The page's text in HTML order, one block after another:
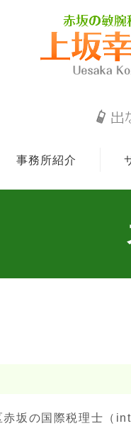
事務所紹介
法
坂の国際税理士（